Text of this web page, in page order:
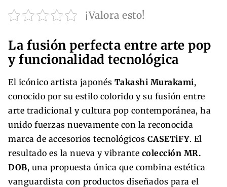
¡Valora esto!
La fusión perfecta entre arte pop
y funcionalidad tecnológica
El icónico artista japonés Takashi Murakami,
conocido por su estilo colorido y su fusión entre
arte tradicional y cultura pop contemporánea, ha
unido fuerzas nuevamente con la reconocida
marca de accesorios tecnológicos CASETiFY. El
resultado es la nueva y vibrante colección MR.
DOB, una propuesta única que combina estética
vanguardista con productos diseñados para el